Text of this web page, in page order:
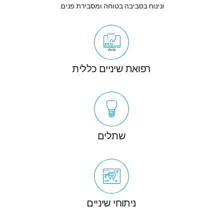
ונינוח בסביבה בטוחה ומסבירת פנים.
רפואת שיניים כללית
שתלים
ניתוחי שיניים